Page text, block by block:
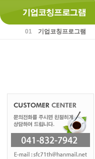
01 기업코칭프로그램